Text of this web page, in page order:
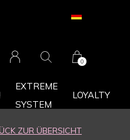
EXTREME
SYSTEM
LOYALTY
0
ZUR ÜBERSICHT